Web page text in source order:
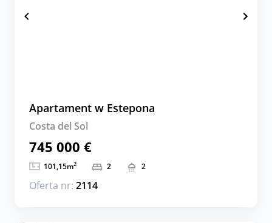
Apartament w Estepona
Costa del Sol
745 000 €
101,15m2 2 2
Oferta nr: 2114